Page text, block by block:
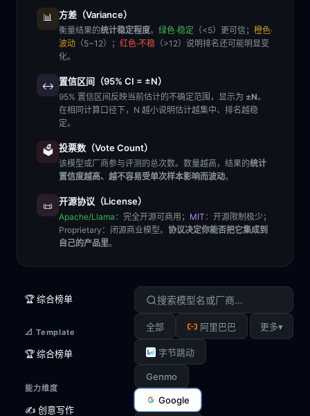
📊 方差（Variance）
衡量结果的统计稳定程度。 绿色·稳定 （<5）更可信； 橙色·
波动 （5~12）； 红色·不稳 （>12）说明排名还可能明显变
化。
↔️ 置信区间（95% CI = ±N）
95% 置信区间反映当前估计的不确定范围，显示为 ±N。
在相同计算口径下，N 越小说明估计越集中、排名越稳
定。
🗳️ 投票数（Vote Count）
该模型或厂商参与评测的总次数。数量越高，结果的统计
置信度越高、越不容易受单次样本影响而波动。
📜 开源协议（License）
Apache/Llama ：完全开源可商用； MIT ：开源限制极少；
Proprietary ：闭源商业模型。 协议决定你能否把它集成到
自己的产品里。
🏆 综合榜单
📐 Template
🏆 综合榜单
能力维度
✍️ 创意写作
全部 阿里巴巴
字节跳动
Genmo
Google
更多▾